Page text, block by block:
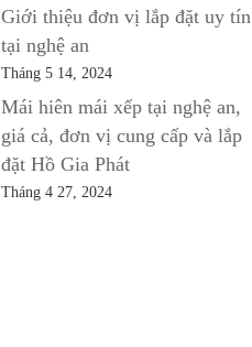
Giới thiệu đơn vị lắp đặt uy tín
tại nghệ an
Tháng 5 14, 2024
Mái hiên mái xếp tại nghệ an,
giá cả, đơn vị cung cấp và lắp
đặt Hồ Gia Phát
Tháng 4 27, 2024